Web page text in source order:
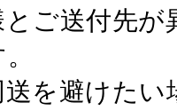
とご送付先
を避けた